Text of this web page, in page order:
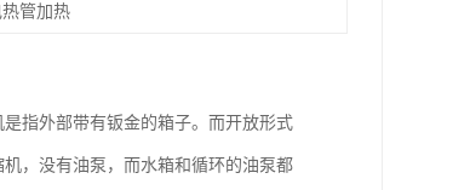
热管加热
指外部带有钣金的箱子。而开放形式
，没有油泵，而水箱和循环的油泵都